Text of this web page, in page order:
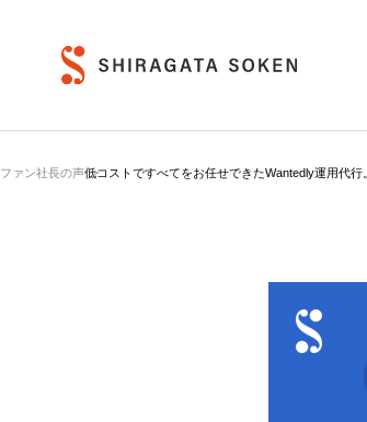
ファン社長の声低コストですべてをお任せできたWantedly運用代行